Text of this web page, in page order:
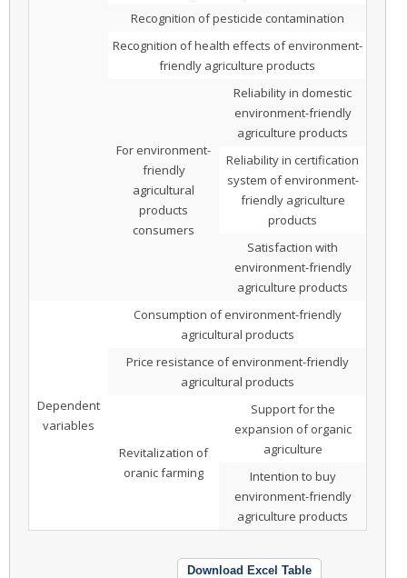
Recognition of pesticide contamination
Recognition of health effects of environment-
friendly agriculture products
For environment-
friendly
agricultural
products
consumers
Reliability in domestic
environment-friendly
agriculture products
Reliability in certification
system of environment-
friendly agriculture
products
Satisfaction with
environment-friendly
agriculture products
Dependent
variables
Consumption of environment-friendly
agricultural products
Price resistance of environment-friendly
agricultural products
Revitalization of
oranic farming
Support for the
expansion of organic
agriculture
Intention to buy
environment-friendly
agriculture products
Download Excel Table